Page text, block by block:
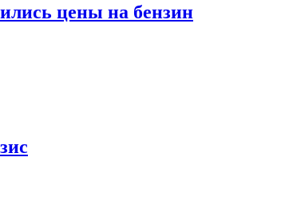
цены на бензин